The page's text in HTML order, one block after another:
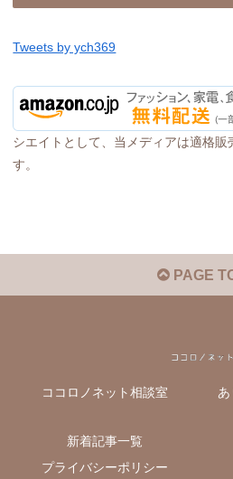
Tweets by ych369
シエイトとして、当メディアは適格販
す。
PAGE
ココロノネット相談室
新着記事一覧
プライバシーポリシー